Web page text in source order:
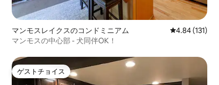
マンモスレイクスのコンドミニアム レビュー131
4.84 (131)
マンモスの中心部 - 犬同伴OK！
ゲストチョイス
ゲストチョイス